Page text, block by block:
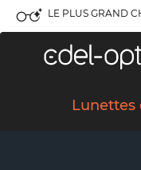
LE PLUS GRAND
Lunettes